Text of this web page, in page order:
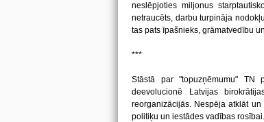
neslēpjoties miljonus
netraucēts, darbu turpināja
tas pats īpašnieks, grāmatvedību
***
Stāstā par "topuzņēmumu" TN
deevolucionē Latvijas
reorganizācijās. Nespēja atklāt
politiķu un iestādes vadības rosībai.